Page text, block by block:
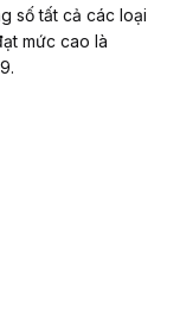
số tất cả các loại
mức cao là